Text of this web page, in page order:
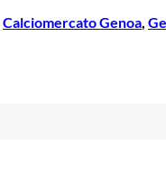
Calciomercato Genoa,